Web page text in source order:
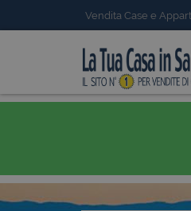
Vendita Case e